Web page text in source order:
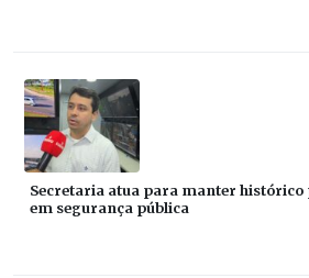
Secretaria atua para manter
em segurança pública